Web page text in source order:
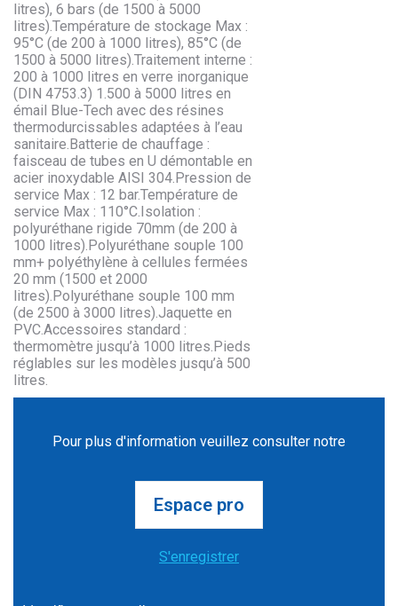
litres), 6 bars (de 1500 à 5000
litres).Température de stockage Max :
95°C (de 200 à 1000 litres), 85°C (de
1500 à 5000 litres).Traitement interne :
200 à 1000 litres en verre inorganique
(DIN 4753.3) 1.500 à 5000 litres en
émail Blue-Tech avec des résines
thermodurcissables adaptées à l’eau
sanitaire.Batterie de chauffage :
faisceau de tubes en U démontable en
acier inoxydable AISI 304.Pression de
service Max : 12 bar.Température de
service Max : 110°C.Isolation :
polyuréthane rigide 70mm (de 200 à
1000 litres).Polyuréthane souple 100
mm+ polyéthylène à cellules fermées
20 mm (1500 et 2000
litres).Polyuréthane souple 100 mm
(de 2500 à 3000 litres).Jaquette en
PVC.Accessoires standard :
thermomètre jusqu’à 1000 litres.Pieds
réglables sur les modèles jusqu’à 500
litres.
Pour plus d'information veuillez consulter notre
Espace pro
S'enregistrer